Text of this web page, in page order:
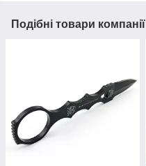
Подібні товари компанії